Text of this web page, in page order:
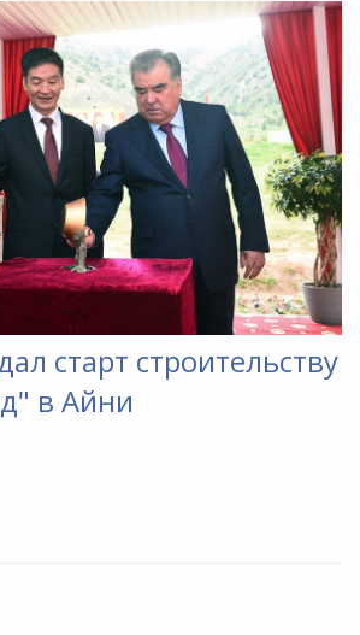
старт строительству
в Айни